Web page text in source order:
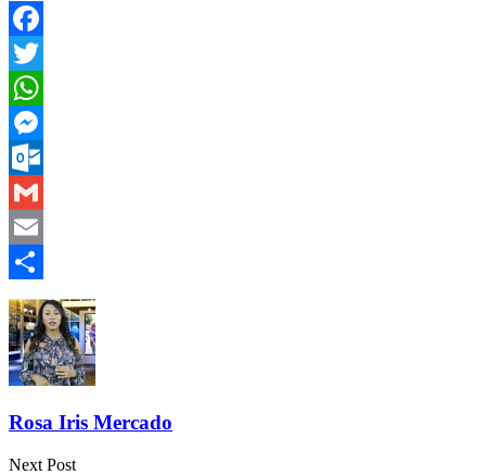
Facebook
Twitter
WhatsApp
Messenger
Outlook.com
Gmail
Email
Compartir
Rosa Iris Mercado
Next Post